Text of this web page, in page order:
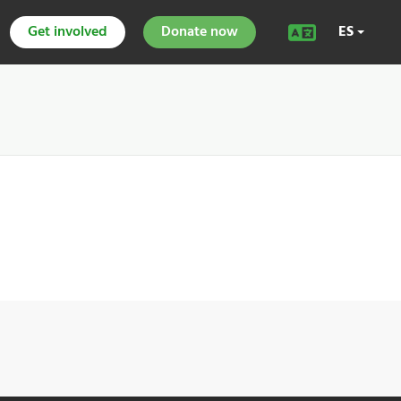
Get involved Donate now ES